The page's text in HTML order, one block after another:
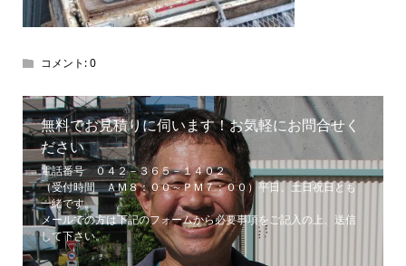
コメント:0
無料でお見積りに伺います！お気軽にお問合せく
ださい
電話番号 ０４２－３６５－１４０２
（受付時間 ＡＭ８：００～ＰＭ７：００）平日、土日祝日とも
一緒です。
メールでの方は下記のフォームから必要事項をご記入の上、送信
して下さい。